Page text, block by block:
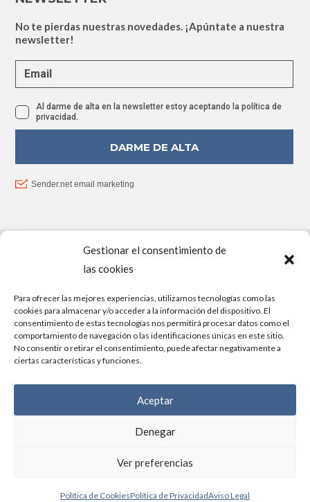
Gestionar el consentimiento de
las cookies
Para ofrecer las mejores experiencias, utilizamos tecnologías como las
cookies para almacenar y/o acceder a la información del dispositivo. El
consentimiento de estas tecnologías nos permitirá procesar datos como el
comportamiento de navegación o las identificaciones únicas en este sitio.
No consentir o retirar el consentimiento, puede afectar negativamente a
ciertas características y funciones.
Aceptar
Denegar
Ver preferencias
Política de CookiesPolítica de PrivacidadAviso Legal
PROYECTO FINANCIADO POR LA UNIÓN EUROPEA –
NEXTGENERATIONEU